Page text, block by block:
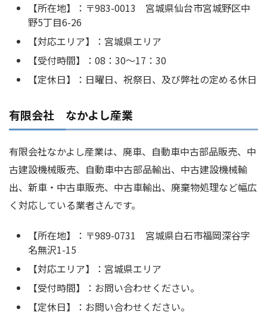
【所在地】：〒983-0013 宮城県仙台市宮城野区中
野5丁目6-26
【対応エリア】：宮城県エリア
【受付時間】：08：30～17：30
【定休日】：日曜日、祝祭日、及び弊社の定める休日
有限会社 なかよし産業
有限会社なかよし産業は、廃車、自動車中古部品販売、中
古建設機械販売、自動車中古部品輸出、中古建設機械輸
出、新車・中古車販売、中古車輸出、廃棄物処理など幅広
く対応している業者さんです。
【所在地】：〒989-0731 宮城県白石市福岡深谷字
名無沢1-15
【対応エリア】：宮城県エリア
【受付時間】：お問い合わせください。
【定休日】：お問い合わせください。